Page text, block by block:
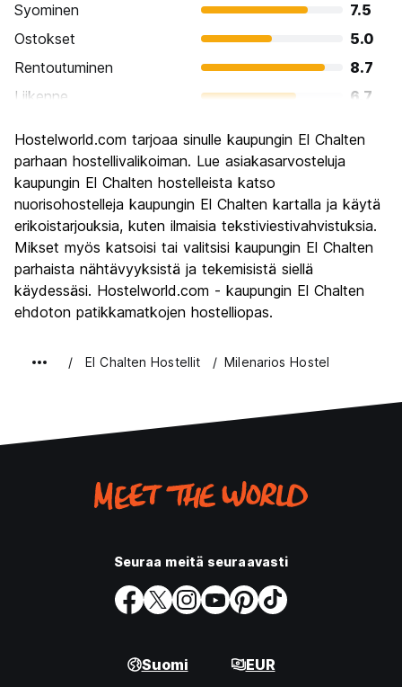
Syominen
7.5
Ostokset
5.0
Rentoutuminen
8.7
Liikenne
6.7
Kulttuuri
Yöelämä
Rahanarvoinen
7.6
Hostelworld.com tarjoaa sinulle kaupungin El Chalten
parhaan hostellivalikoiman. Lue asiakasarvosteluja
kaupungin El Chalten hostelleista katso
nuorisohostelleja kaupungin El Chalten kartalla ja käytä
erikoistarjouksia, kuten ilmaisia tekstiviestivahvistuksia.
Mikset myös katsoisi tai valitsisi kaupungin El Chalten
parhaista nähtävyyksistä ja tekemisistä siellä
käydessäsi. Hostelworld.com - kaupungin El Chalten
ehdoton patikkamatkojen hostelliopas.
El Chalten Hostellit Milenarios Hostel
Seuraa meitä seuraavasti
Suomi EUR